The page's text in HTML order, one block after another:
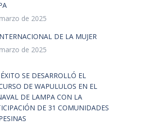
de 2025
DE LA MUJER
de 2025
SE DESARROLLÓ EL
DE WAPULULOS EN EL
DE LAMPA CON LA
DE 31 COMUNIDADES